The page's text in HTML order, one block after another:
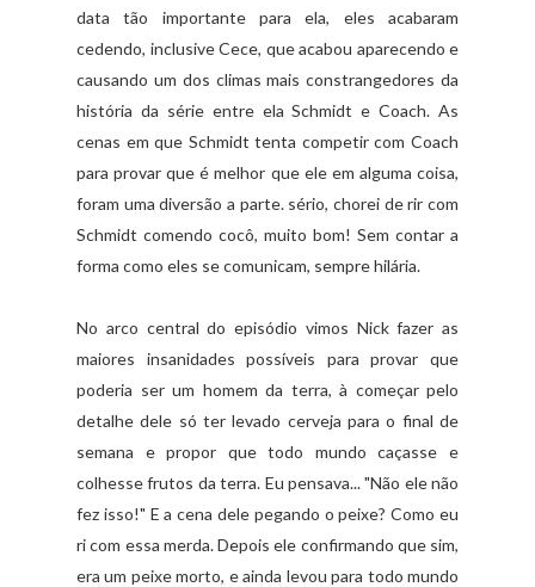
data tão importante para ela, eles acabaram
cedendo, inclusive Cece, que acabou aparecendo e
causando um dos climas mais constrangedores da
história da série entre ela Schmidt e Coach. As
cenas em que Schmidt tenta competir com Coach
para provar que é melhor que ele em alguma coisa,
foram uma diversão a parte. sério, chorei de rir com
Schmidt comendo cocô, muito bom! Sem contar a
forma como eles se comunicam, sempre hilária.
No arco central do episódio vimos Nick fazer as
maiores insanidades possíveis para provar que
poderia ser um homem da terra, à começar pelo
detalhe dele só ter levado cerveja para o final de
semana e propor que todo mundo caçasse e
colhesse frutos da terra. Eu pensava... "Não ele não
fez isso!" E a cena dele pegando o peixe? Como eu
ri com essa merda. Depois ele confirmando que sim,
era um peixe morto, e ainda levou para todo mundo